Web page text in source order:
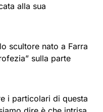
alla sua
scultore nato a Farra
sulla parte
i particolari di questa